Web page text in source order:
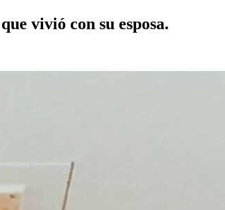
vivió con su esposa.